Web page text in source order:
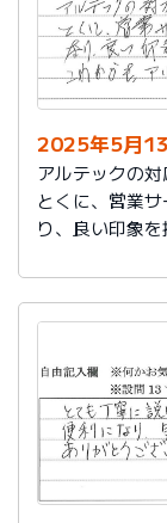
2025年5月
アルテックの対
とくに、営業
り、良い印象を